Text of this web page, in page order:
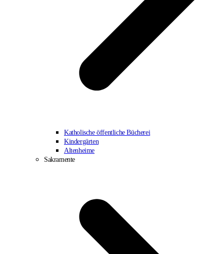
Katholische öffentliche Bücherei
Kindergärten
Altenheime
Sakramente